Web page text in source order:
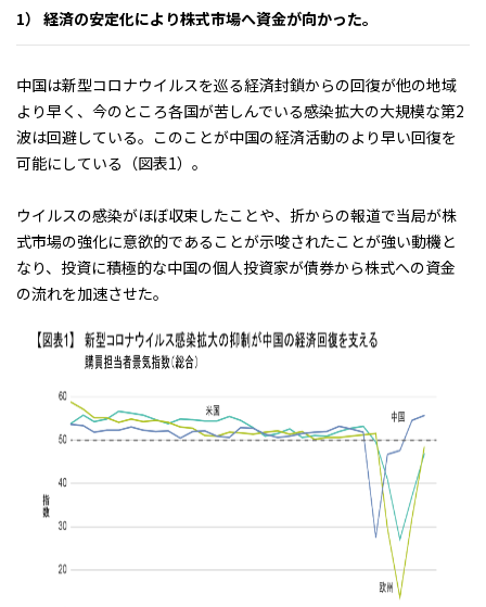
1） 経済の安定化により株式市場へ資金が向かった。
中国は新型コロナウイルスを巡る経済封鎖からの回復が他の地域
より早く、今のところ各国が苦しんでいる感染拡大の大規模な第2
波は回避している。このことが中国の経済活動のより早い回復を
可能にしている（図表1）。
ウイルスの感染がほぼ収束したことや、折からの報道で当局が株
式市場の強化に意欲的であることが示唆されたことが強い動機と
なり、投資に積極的な中国の個人投資家が債券から株式への資金
の流れを加速させた。